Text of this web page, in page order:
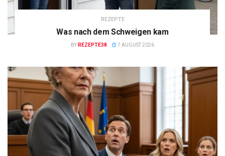
REZEPTE
Was nach dem Schweigen kam
BY REZEPTE38 7 AUGUST 2026